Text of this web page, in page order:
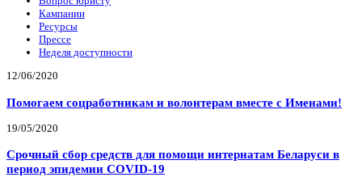
Кампании
Ресурсы
Прессе
Неделя доступности
12/06/2020
Помогаем соцработникам и волонтерам вместе с Именами!
19/05/2020
Срочный сбор средств для помощи интернатам Беларуси в
период эпидемии COVID-19